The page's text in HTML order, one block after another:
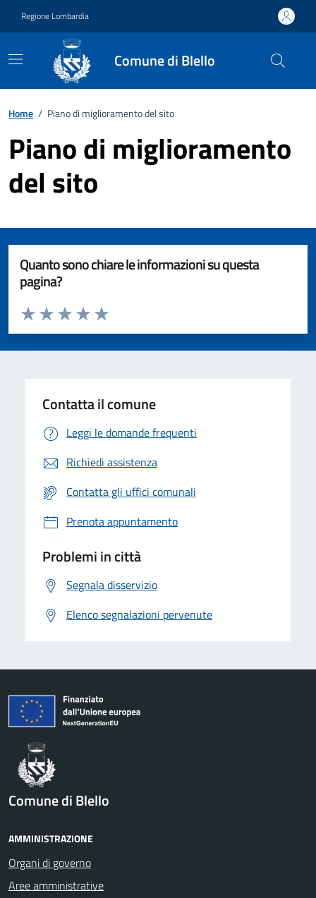
Regione Lombardia
Comune di Blello
Home / Piano di miglioramento del sito
Piano di miglioramento
del sito
Quanto sono chiare le informazioni su questa
pagina?
Valuta da 1 a 5 stelle la pagina
Valuta 5 stelle su 5
Valuta 4 stelle su 5
Valuta 3 stelle su 5
Valuta 2 stelle su 5
Valuta 1 stelle su 5
Contatta il comune
Leggi le domande frequenti
Richiedi assistenza
Contatta gli uffici comunali
Prenota appuntamento
Problemi in città
Segnala disservizio
Elenco segnalazioni pervenute
Comune di Blello
AMMINISTRAZIONE
Organi di governo
Aree amministrative